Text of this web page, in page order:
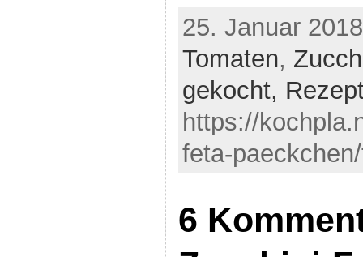
25. Januar
Tomaten,
gekocht,
https://
feta-
6